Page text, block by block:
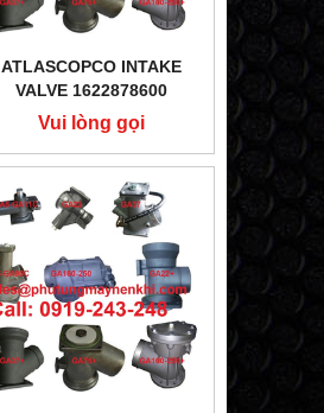
ATLASCOPCO INTAKE
VALVE 1622878600
Vui lòng gọi